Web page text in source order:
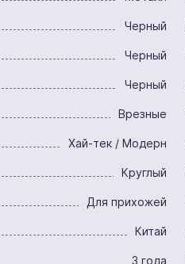
Черный
Черный
Черный
Врезные
Хай-тек / Модерн
Круглый
Для прихожей
Китай
3 года